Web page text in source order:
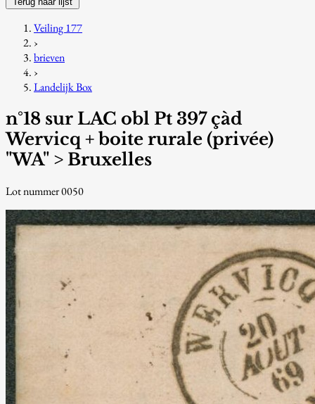
Veiling 177
›
brieven
›
Landelijk Box
n°18 sur LAC obl Pt 397 çàd
Wervicq + boite rurale (privée)
"WA" > Bruxelles
Lot nummer 0050